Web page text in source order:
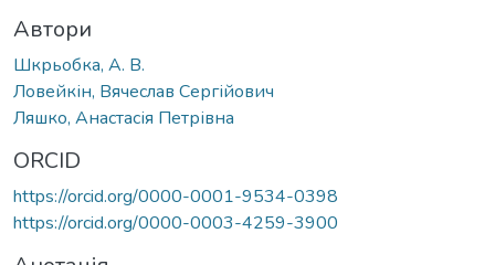
Автори
Шкрьобка, А. В.
Ловейкін, Вячеслав Сергійович
Ляшко, Анастасія Петрівна
ORCID
https://orcid.org/0000-0001-9534-0398
https://orcid.org/0000-0003-4259-3900